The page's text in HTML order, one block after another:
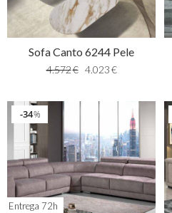
Sofa Canto 6244 Pele
4.572€ 4.023€
Entrega 72h
%
34